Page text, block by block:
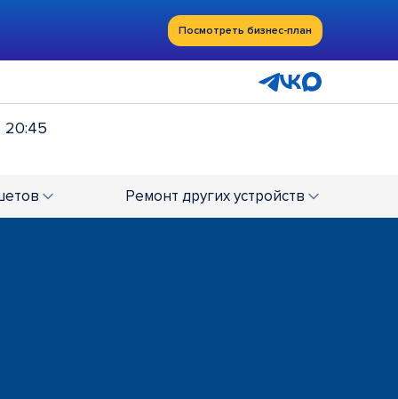
Посмотреть бизнес-план
20:45
Ремонт других устройств